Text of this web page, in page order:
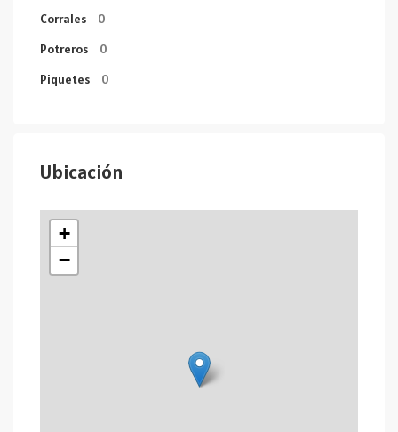
Corrales
0
Potreros
0
Piquetes
0
Ubicación
+
−